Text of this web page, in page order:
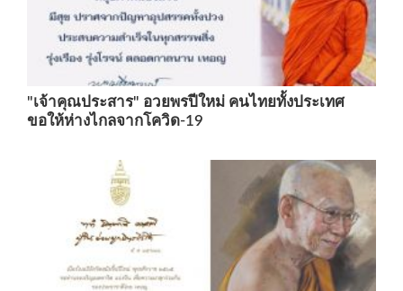
"เจ้าคุณประสาร" อวยพรปีใหม่ คนไทยทั้งประเทศ
ขอให้ห่างไกลจากโควิด-19